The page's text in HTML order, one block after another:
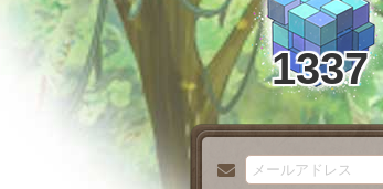
1337